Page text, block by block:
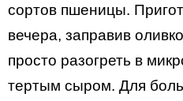
сортов пшеницы.
вечера, заправив
просто разогреть в
тертым сыром. Для